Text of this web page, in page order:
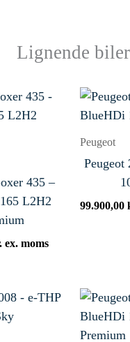
Lignende biler
435 –
L2H2
ex. moms
Peugeot
99.900,00